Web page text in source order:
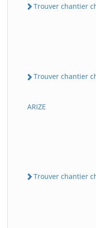
Trouver chantier
Trouver chantier
ARIZE
Trouver chantier